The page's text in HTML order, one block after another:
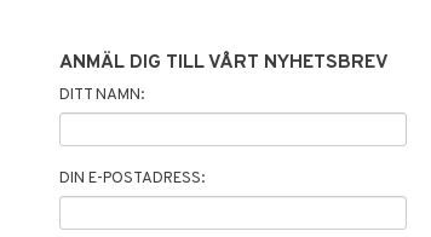
ANMÄL DIG TILL VÅRT NYHETSBREV
DITT NAMN:
DIN E-POSTADRESS: